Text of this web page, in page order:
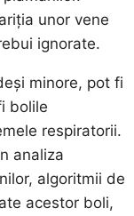
unor vene
ignorate.
minore, pot fi
bolile
respiratorii.
analiza
algoritmii de
acestor boli,